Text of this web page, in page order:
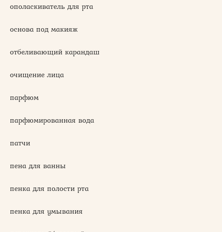
ополаскиватель для рта
основа под макияж
отбеливающий карандаш
очищение лица
парфюм
парфюмированная вода
патчи
пена для ванны
пенка для полости рта
пенка для умывания